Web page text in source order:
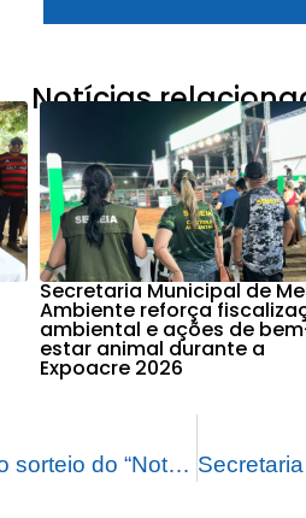
Notícias
Secretaria Municipal de
Ambiente reforça
ambiental e ações de
estar animal durante a
Expoacre 2026
Prefeitura realiza segundo sorteio do “Nota Rio Branco 2023”